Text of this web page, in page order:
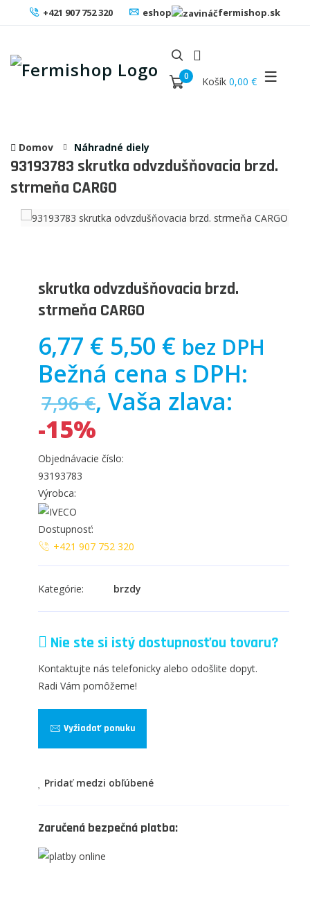
+421 907 752 320 eshop fermishop.sk
0 Košík 0,00 €
Domov Náhradné diely
93193783 skrutka odvzdušňovacia brzd.
strmeňa CARGO
skrutka odvzdušňovacia brzd.
strmeňa CARGO
6,77 € 5,50 € bez DPH
Bežná cena s DPH:
7,96 €, Vaša zlava:
-15%
Objednávacie číslo:
93193783
Výrobca:
Dostupnosť:
+421 907 752 320
Kategórie: brzdy
Nie ste si istý dostupnosťou tovaru?
Kontaktujte nás telefonicky alebo odošlite dopyt.
Radi Vám pomôžeme!
Vyžiadať ponuku
Pridať medzi obľúbené
Zaručená bezpečná platba: